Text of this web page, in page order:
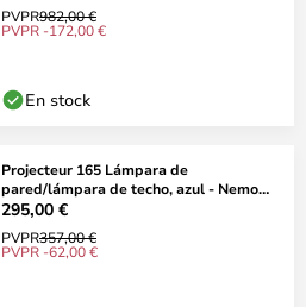
PVPR982,00 €
PVPR -172,00 €
En stock
Projecteur 165 Lámpara de
pared/lámpara de techo, azul - Nemo
Lighting
295,00 €
PVPR357,00 €
PVPR -62,00 €